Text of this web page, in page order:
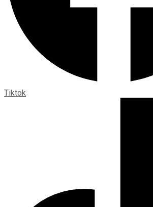
Tiktok